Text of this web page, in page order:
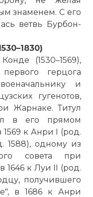
знаменем. С его
ветвь Бурбон-
(1530–1569),
герцога
и
гугенотов,
Жарнаке. Титул
в его прямом
1569 к Анри I (род.
1588), одному из
совета при
1646 к Луи II (род.
получившего
в 1686 к Анри